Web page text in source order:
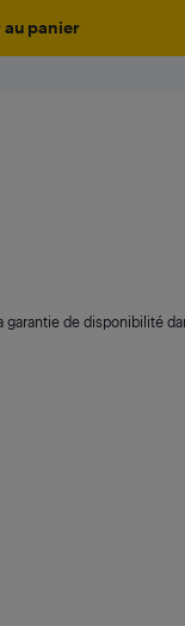
panier
de disponibilité